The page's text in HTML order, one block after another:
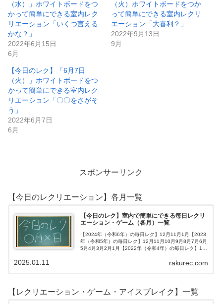
（水）」ホワイトボードをつ
かって簡単にできる室内レク
リエーション「いくつ言える
かな？」
2022年6月15日
6月
（火）ホワイトボードをつか
って簡単にできる室内レクリ
エーション「大喜利？」
2022年9月13日
9月
【今日のレク】「6月7日
（火）」ホワイトボードをつ
かって簡単にできる室内レク
リエーション「〇〇をさがそ
う」
2022年6月7日
6月
スポンサーリンク
【今日のレクリエーション】各月一覧
【今日のレク】室内で簡単にできる毎日レクリ
エーション・ゲーム（各月）一覧
【2024年（令和6年）の毎日レク】12月11月1月【2023
年（令和5年）の毎日レク】12月11月10月9月8月7月6月
5月4月3月2月1月【2022年（令和4年）の毎日レク】12
rakurec.com
2025.01.11
【レクリエーション・ゲーム・アイスブレイク】一覧